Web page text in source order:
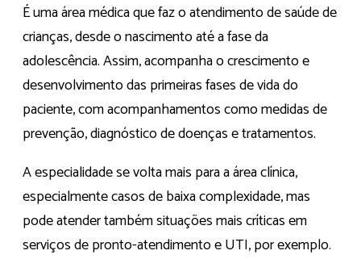
É uma área médica que faz o atendimento de saúde de
crianças, desde o nascimento até a fase da
adolescência. Assim, acompanha o crescimento e
desenvolvimento das primeiras fases de vida do
paciente, com acompanhamentos como medidas de
prevenção, diagnóstico de doenças e tratamentos.
A especialidade se volta mais para a área clínica,
especialmente casos de baixa complexidade, mas
pode atender também situações mais críticas em
serviços de pronto-atendimento e UTI, por exemplo.